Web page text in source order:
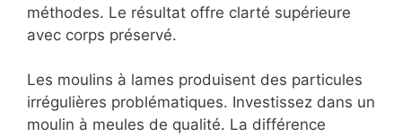
méthodes. Le résultat offre clarté supérieure
avec corps préservé.
Les moulins à lames produisent des particules
irrégulières problématiques. Investissez dans un
moulin à meules de qualité. La différence